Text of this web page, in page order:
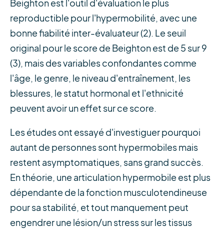
Beighton est l'outil d'évaluation le plus
reproductible pour l'hypermobilité, avec une
bonne fiabilité inter-évaluateur (2). Le seuil
original pour le score de Beighton est de 5 sur 9
(3), mais des variables confondantes comme
l'âge, le genre, le niveau d'entraînement, les
blessures, le statut hormonal et l'ethnicité
peuvent avoir un effet sur ce score.
Les études ont essayé d'investiguer pourquoi
autant de personnes sont hypermobiles mais
restent asymptomatiques, sans grand succès.
En théorie, une articulation hypermobile est plus
dépendante de la fonction musculotendineuse
pour sa stabilité, et tout manquement peut
engendrer une lésion/un stress sur les tissus